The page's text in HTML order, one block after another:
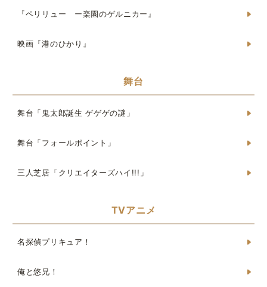
『ペリリュー ー楽園のゲルニカー』
映画『港のひかり』
舞台
舞台「鬼太郎誕生 ゲゲゲの謎」
舞台「フォールポイント」
三人芝居「クリエイターズハイ!!!」
TVアニメ
名探偵プリキュア！
俺と悠兄！